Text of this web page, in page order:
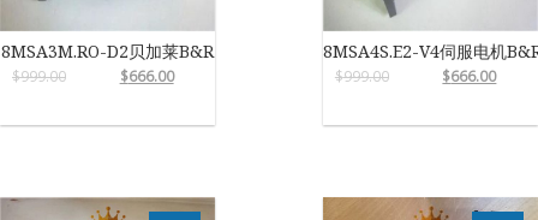
8MSA3M.RO-D2贝加莱B&R
$999.00 $666.00
8MSA4S.E2-V4伺服电机
$999.00 $666.00